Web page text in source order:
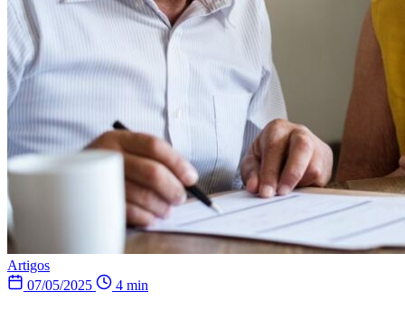
Artigos
07/05/2025
4 min